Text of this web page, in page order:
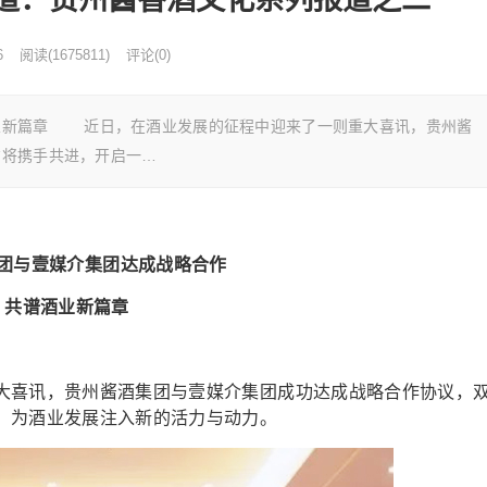
阅读(1675811) 评论(0)
新篇章 近日，在酒业发展的征程中迎来了一则重大喜讯，贵州酱
携手共进，开启一…
与壹媒介集团达成战略合作
共谱酒业新篇章
，贵州酱酒集团与壹媒介集团成功达成战略合作协议，
酒业发展注入新的活力与动力。